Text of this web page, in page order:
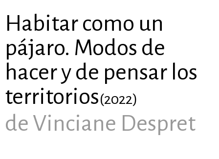
Habitar como un
pájaro. Modos de
hacer y de pensar los
territorios(2022)
de Vinciane Despret